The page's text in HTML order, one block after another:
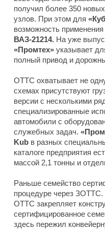
получил более 350
узлов. При этом для
возможность применения
ВАЗ-21214. На уже
«Промтех» указывает
полный привод и
ОТТС охватывает не
схемах присутствуют
версии с несколькими
специализированные
автомобили с
служебных задач.
Kub в разных
каталоге предприятия
массой 2,1 тонны и
Раньше семейство
процедуре через ЗОТТС.
ОТТС закрепляет
сертифицированное
здесь пережил